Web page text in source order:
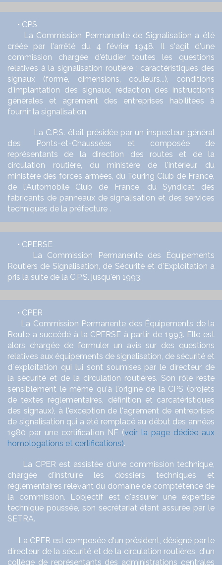
• CPS
La Commission Permanente de Signalisation a été
créée par l'arrêté du 4 février 1948. Il s'agit d'une
commission chargée d'étudier toutes les questions
relatives à la signalisation routière : caractéristiques des
signaux (forme, dimensions, couleurs...), conditions
d'implantation des signaux, rédaction des instructions
générales et agrément des entreprises habilitées à
fournir la signalisation.
La C.P.S. était présidée par un inspecteur général
des Ponts-et-Chaussées et composée de
représentants de la direction des routes et de la
circulation routière, du ministère de l'intérieur, du
ministère des forces armées, du Touring Club de France,
de l'Automobile Club de
France, du Syndicat des
fabricants de panneaux de signalisation et des services
techniques de la préfecture .
• CPERSE
La Commission Permanente des Équipements
Routiers de Signalisation, de Sécurité et d'Exploitation a
pris la suite de la C.P.S. jusqu'en 1993.
• CPER
La Commission Permanente des Équipements de la
Route a succédé à la CPERSE à partir de 1993. Elle est
alors chargée de formuler un avis sur des questions
relatives aux équipements de signalisation, de sécurité et
d´exploitation qui lui sont soumises par le directeur de
la sécurité et de la circulation routières. Son rôle reste
sensiblement le même qu'à l'origine de la CPS (projets
de textes réglementaires, définition et carcatéristiques
des signaux), à l'exception de l'agrément de entreprises
de signalisation qui a été remplacé au début des années
1980 par une certification NF (voir la page dédiée aux
homologations et certifications).
La CPER est assistée d'une commission technique,
chargée d'instruire les dossiers techniques et
réglementaires relevant du domaine de comptétence de
la commission. L'objectif est d'assurer une expertise
technique poussée, son secrétariat étant assurée par le
SETRA.
La CPER est composée d'un président, désigné par le
directeur de la sécurité et de la circulation routières, d'un
collège de représentants des administrations centrales